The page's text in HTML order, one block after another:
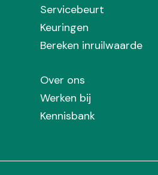
Servicebeurt
Keuringen
Bereken inruilwaarde
Over ons
Werken bij
Kennisbank